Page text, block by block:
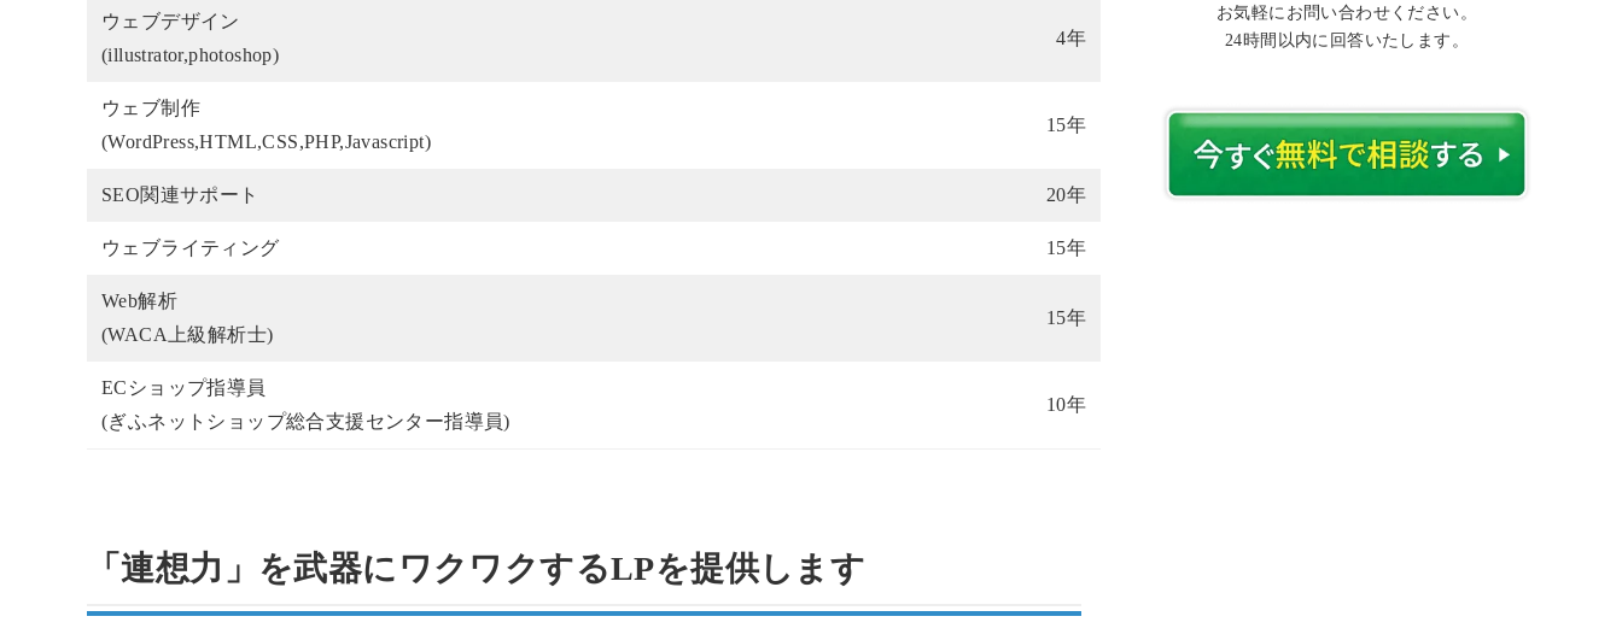
ウェブデザイン
(illustrator,photoshop)
4年
ウェブ制作
(WordPress,HTML,CSS,PHP,Javascript)
15年
SEO関連サポート 20年
ウェブライティング 15年
Web解析
(WACA上級解析士)
15年
ECショップ指導員
(ぎふネットショップ総合支援センター指導員)
10年
「連想力」を武器にワクワクするLPを提供します
お気軽にお問い合わせください。
24時間以内に回答いたします。